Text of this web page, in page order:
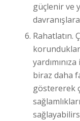
güçlenir ve
Rahatlatın.
biraz daha
göstererek